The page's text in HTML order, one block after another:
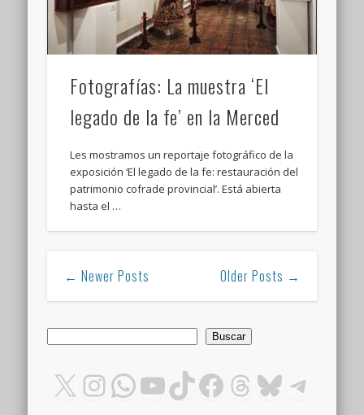
Fotografías: La muestra ‘El
legado de la fe’ en la Merced
Les mostramos un reportaje fotográfico de la
exposición ‘El legado de la fe: restauración del
patrimonio cofrade provincial’. Está abierta
hasta el …
← Newer Posts Older Posts →
Buscar
X Instagram
WhatsApp
YouTube
TikTok
Facebook
Threads
Bluesky